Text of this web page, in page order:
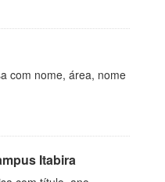
com nome, área, nome
Itabira